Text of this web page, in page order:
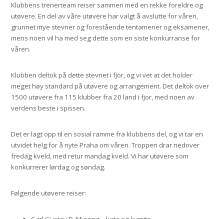
Klubbens trenerteam reiser sammen med en rekke foreldre og
utøvere. En del av våre utøvere har valgt å avslutte for våren,
grunnet mye stevner og forestående tentamener og eksamener,
mens noen vil ha med seg dette som en siste konkurranse for
våren.
Klubben deltok på dette stevnet i fjor, og vi vet at det holder
meget høy standard på utøvere og arrangement. Det deltok over
1500 utøvere fra 115 klubber fra 20 land i fjor, med noen av
verdens beste i spissen.
Det er lagt opp til en sosial ramme fra klubbens del, og vi tar en
utvidet helg for å nyte Praha om våren. Troppen drar nedover
fredag kveld, med retur mandag kveld. Vi har utøvere som
konkurrerer lørdag og søndag.
Følgende utøvere reiser: